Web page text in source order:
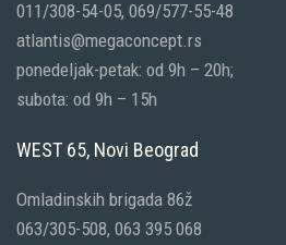
011/308-54-05, 069/577-55-48
atlantis@megaconcept.rs
ponedeljak-petak: od 9h – 20h;
subota: od 9h – 15h
WEST 65, Novi Beograd
Omladinskih brigada 86ž
063/305-508, 063 395 068